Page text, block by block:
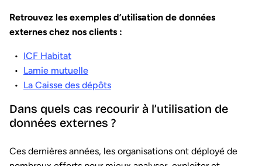
Retrouvez les exemples d’utilisation de données
externes chez nos clients :
ICF Habitat
Lamie mutuelle
La Caisse des dépôts
Dans quels cas recourir à l’utilisation de
données externes ?
Ces dernières années, les organisations ont déployé de